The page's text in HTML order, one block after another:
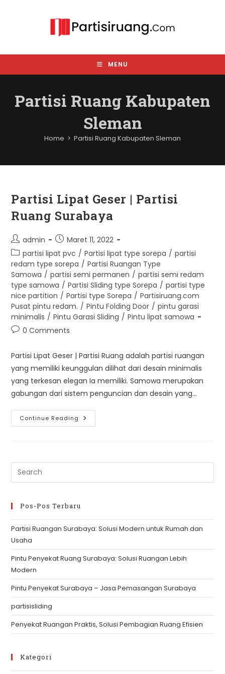
MENU
Partisi Ruang Kabupaten
Sleman
Home > Partisi Ruang Kabupaten Sleman
Partisi Lipat Geser | Partisi
Ruang Surabaya
Post
author:
admin
Post
published:
Maret 11, 2022
Post
category:
partisi lipat pvc / Partisi lipat type sorepa / partisi
redam type sorepa / Partisi Ruangan Type
Samowa / partisi semi permanen / partisi semi redam
type samowa / Partisi Sliding type Sorepa / partisi type
nice partition / Partisi type Sorepa / Partisiruang.com
Pusat pintu redam. / Pintu Folding Door / pintu garasi
minimalis / Pintu Garasi Sliding / Pintu lipat samowa
Post0 Comments
Partisi Lipat Geser | Partisi Ruang adalah partisi ruangan
yang memiliki keunggulan dilihat dari desain minimalis
yang terkesan elegan Ia memiliki. Samowa merupakan
gabungan dari sistem penguncian dan desain yang…
Continue Reading Partisi
Lipat
Surabaya
Pos-Pos Terbaru
Partisi Ruangan Surabaya: Solusi Modern untuk Rumah dan
Usaha
Pintu Penyekat Ruang Surabaya: Solusi Ruangan Lebih
Modern
Pintu Penyekat Surabaya – Jasa Pemasangan Surabaya
partisisliding
Penyekat Ruangan Praktis, Solusi Pembagian Ruang Efisien
Kategori